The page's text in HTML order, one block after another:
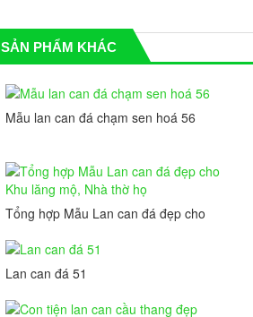
SẢN PHẨM KHÁC
Mẫu lan can đá chạm sen hoá 56
Tổng hợp Mẫu Lan can đá đẹp cho
Lan can đá 51